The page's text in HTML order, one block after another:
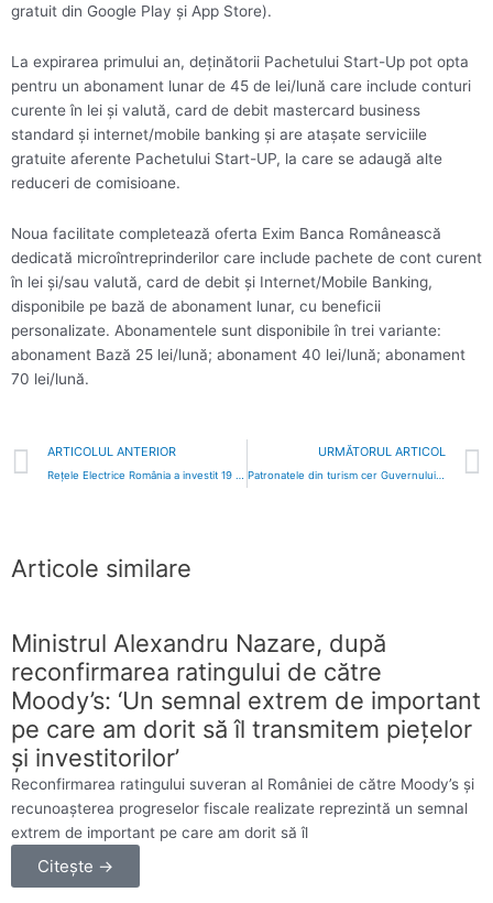
gratuit din Google Play şi App Store).
La expirarea primului an, deţinătorii Pachetului Start-Up pot opta
pentru un abonament lunar de 45 de lei/lună care include conturi
curente în lei şi valută, card de debit mastercard business
standard şi internet/mobile banking şi are ataşate serviciile
gratuite aferente Pachetului Start-UP, la care se adaugă alte
reduceri de comisioane.
Noua facilitate completează oferta Exim Banca Românească
dedicată microîntreprinderilor care include pachete de cont curent
în lei şi/sau valută, card de debit şi Internet/Mobile Banking,
disponibile pe bază de abonament lunar, cu beneficii
personalizate. Abonamentele sunt disponibile în trei variante:
abonament Bază 25 lei/lună; abonament 40 lei/lună; abonament
70 lei/lună.
Prev
ARTICOLUL ANTERIOR URMĂTORUL ARTICOL
Patronatele din turism cer Guvernului să renunţe la majorarea TVA: ‘Va însemna ultimul cui în coşciugul industriei’
Articole similare
Ministrul Alexandru Nazare, după
reconfirmarea ratingului de către
Moody’s: ‘Un semnal extrem de important
pe care am dorit să îl transmitem pieţelor
şi investitorilor’
Reconfirmarea ratingului suveran al României de către Moody’s şi
recunoaşterea progreselor fiscale realizate reprezintă un semnal
extrem de important pe care am dorit să îl
Citește →